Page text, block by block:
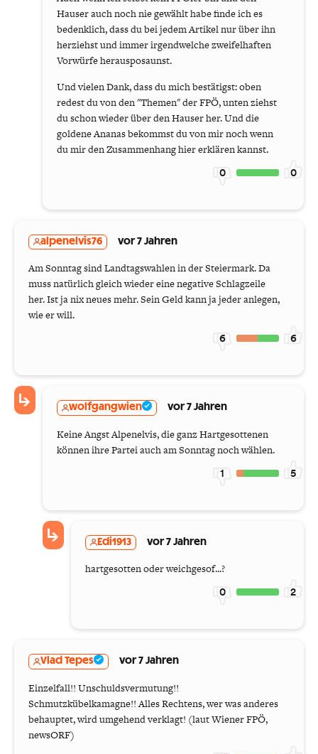
Hauser auch noch nie gewählt habe finde ich es
bedenklich, dass du bei jedem Artikel nur über ihn
herziehst und immer irgendwelche zweifelhaften
Vorwürfe herausposaunst.
Und vielen Dank, dass du mich bestätigst: oben
redest du von den "Themen" der FPÖ, unten ziehst
du schon wieder über den Hauser her. Und die
goldene Ananas bekommst du von mir noch wenn
du mir den Zusammenhang hier erklären kannst.
0 0
alpenelvis76 vor 7 Jahren
Am Sonntag sind Landtagswahlen in der Steiermark. Da
muss natürlich gleich wieder eine negative Schlagzeile
her. Ist ja nix neues mehr. Sein Geld kann ja jeder anlegen,
wie er will.
6 6
wolfgangwien vor 7 Jahren
Keine Angst Alpenelvis, die ganz Hartgesottenen
können ihre Partei auch am Sonntag noch wählen.
1 5
Edi1913 vor 7 Jahren
hartgesotten oder weichgesof...?
0 2
Vlad Tepes vor 7 Jahren
Einzelfall!! Unschuldsvermutung!!
Schmutzkübelkamagne!! Alles Rechtens, wer was anderes
behauptet, wird umgehend verklagt! (laut Wiener FPÖ,
newsORF)